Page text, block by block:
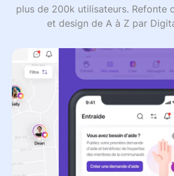
plus de 200k utilisateurs. Refonte
et design de A à Z par